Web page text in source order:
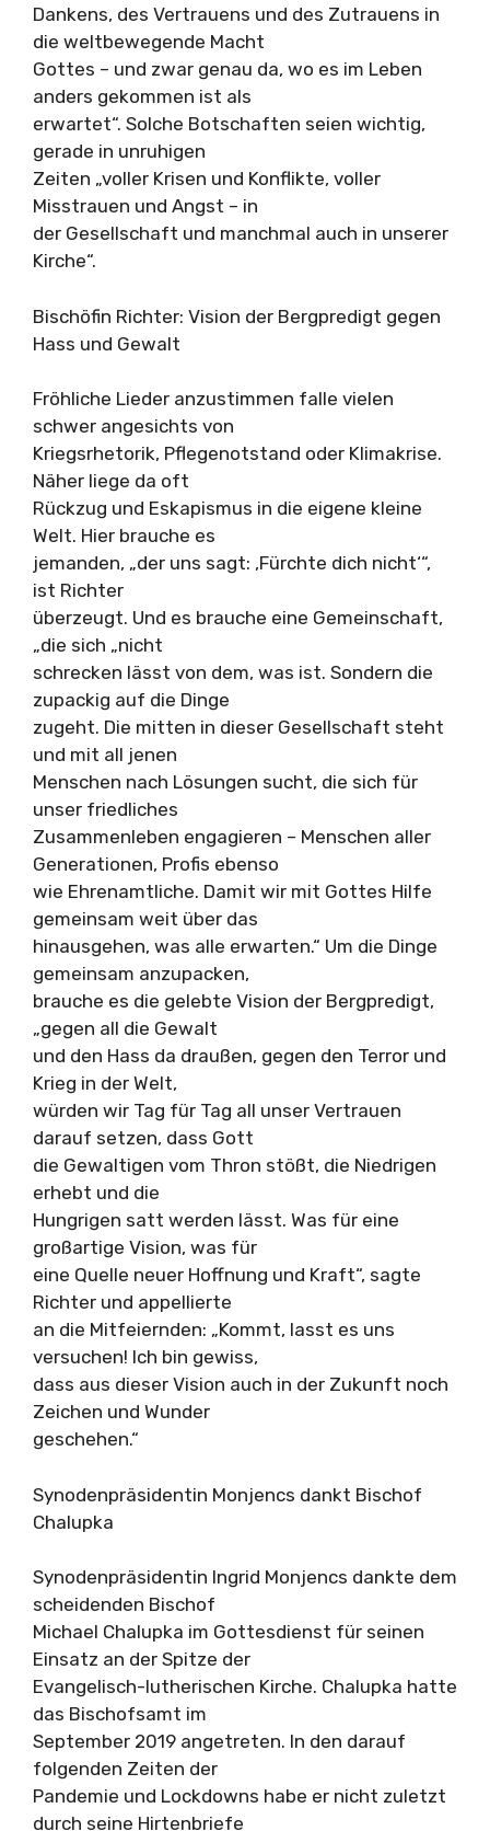
Dankens, des Vertrauens und des Zutrauens in
die weltbewegende Macht
Gottes – und zwar genau da, wo es im Leben
anders gekommen ist als
erwartet“. Solche Botschaften seien wichtig,
gerade in unruhigen
Zeiten „voller Krisen und Konflikte, voller
Misstrauen und Angst – in
der Gesellschaft und manchmal auch in unserer
Kirche“.
Bischöfin Richter: Vision der Bergpredigt gegen
Hass und Gewalt
Fröhliche Lieder anzustimmen falle vielen
schwer angesichts von
Kriegsrhetorik, Pflegenotstand oder Klimakrise.
Näher liege da oft
Rückzug und Eskapismus in die eigene kleine
Welt. Hier brauche es
jemanden, „der uns sagt: ‚Fürchte dich nicht‘“,
ist Richter
überzeugt. Und es brauche eine Gemeinschaft,
„die sich „nicht
schrecken lässt von dem, was ist. Sondern die
zupackig auf die Dinge
zugeht. Die mitten in dieser Gesellschaft steht
und mit all jenen
Menschen nach Lösungen sucht, die sich für
unser friedliches
Zusammenleben engagieren – Menschen aller
Generationen, Profis ebenso
wie Ehrenamtliche. Damit wir mit Gottes Hilfe
gemeinsam weit über das
hinausgehen, was alle erwarten.“ Um die Dinge
gemeinsam anzupacken,
brauche es die gelebte Vision der Bergpredigt,
„gegen all die Gewalt
und den Hass da draußen, gegen den Terror und
Krieg in der Welt,
würden wir Tag für Tag all unser Vertrauen
darauf setzen, dass Gott
die Gewaltigen vom Thron stößt, die Niedrigen
erhebt und die
Hungrigen satt werden lässt. Was für eine
großartige Vision, was für
eine Quelle neuer Hoffnung und Kraft“, sagte
Richter und appellierte
an die Mitfeiernden: „Kommt, lasst es uns
versuchen! Ich bin gewiss,
dass aus dieser Vision auch in der Zukunft noch
Zeichen und Wunder
geschehen.“
Synodenpräsidentin Monjencs dankt Bischof
Chalupka
Synodenpräsidentin Ingrid Monjencs dankte dem
scheidenden Bischof
Michael Chalupka im Gottesdienst für seinen
Einsatz an der Spitze der
Evangelisch-lutherischen Kirche. Chalupka hatte
das Bischofsamt im
September 2019 angetreten. In den darauf
folgenden Zeiten der
Pandemie und Lockdowns habe er nicht zuletzt
durch seine Hirtenbriefe